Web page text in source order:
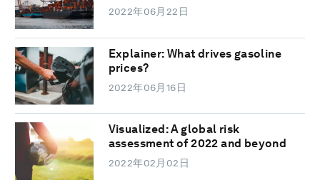
2022年06月22日
Explainer: What drives gasoline
prices?
2022年06月16日
Visualized: A global risk
assessment of 2022 and beyond
2022年02月02日